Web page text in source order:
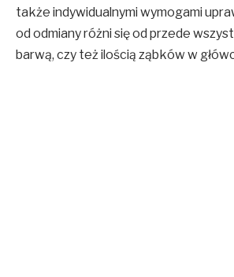
także indywidualnymi wymogami
od odmiany różni się od przede
barwą, czy też ilością ząbków w